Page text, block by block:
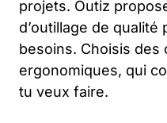
projets. Outiz
d’outillage de
besoins. Choisis des
ergonomiques, qui
tu veux faire.